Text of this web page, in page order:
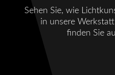
Sehen Sie, wie
in unsere
finden Sie